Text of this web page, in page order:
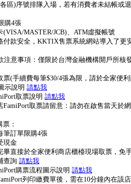
區)序號排隊入場，若有消費者未結帳或
購4張
(VISA/MASTER/JCB)、ATM虛擬帳號
付款安全，KKTIX售票系統網站導入了更
注意事項：僅限於台灣金融機構開戶所
票(手續費每筆$30/4張為限，請於全家便
示說明 請點我
取票說明 請點我
FamiPort取票請留意：請勿在啟售當天於
：
筆訂單限購4張
現金
畢直接於全家便利商店櫃檯現場取票，免
查詢 請點我
購票流程圖示說明 請點我
列印繳費單後，需在10分鐘內在該